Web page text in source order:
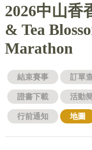
2026中山香
& Tea
Marathon
結束賽事 訂單
證書下載 活動
行前通知 地圖